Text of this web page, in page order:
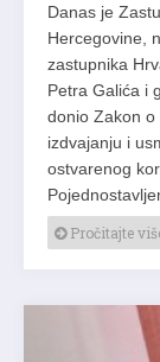
Danas je
Hercegovine,
zastupnika
Petra Galića i
donio Zakon
izdvajanju i
ostvarenog
Pročitajte